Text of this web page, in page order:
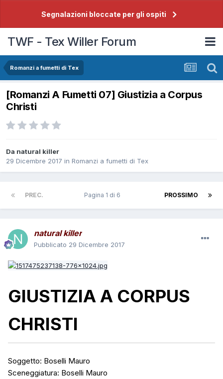
Segnalazioni bloccate per gli ospiti
TWF - Tex Willer Forum
Romanzi a fumetti di Tex
[Romanzi A Fumetti 07] Giustizia a Corpus
Christi
Da natural killer
29 Dicembre 2017 in Romanzi a fumetti di Tex
PREC. PROSSIMO
Pagina 1 di 6
natural killer
Pubblicato 29 Dicembre 2017
GIUSTIZIA A CORPUS
CHRISTI
Soggetto: Boselli Mauro
Sceneggiatura: Boselli Mauro